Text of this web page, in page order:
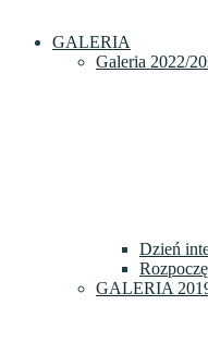
GALERIA
Galeria 2022/
Dzień
GALERIA